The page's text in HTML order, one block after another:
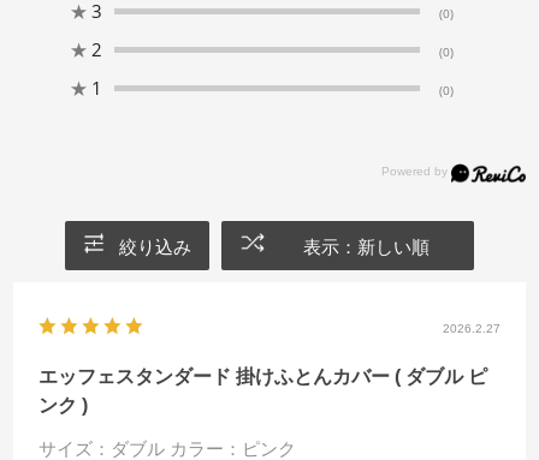
★ 3 (0)
★ 2 (0)
★ 1 (0)
絞り込み 表示：新しい順
2026.2.27
エッフェスタンダード 掛けふとんカバー ( ダブル ピ
ンク )
サイズ：ダブル カラー：ピンク